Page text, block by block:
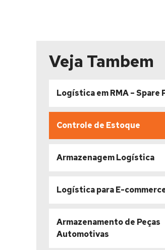
Veja Tambem
Logística em RMA – Spare
Controle de Estoque
Armazenagem Logística
Logística para E-
Armazenamento de Peças
Automotivas